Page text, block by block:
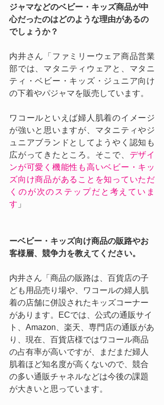
ジャマなどのベビー・キッズ商品が中
心だったのはどのような理由があるの
でしょうか？
内井さん「ファミリーウェア商品営業
部では、マタニティウェアと、マタニ
ティ・ベビー・キッズ・ジュニア向け
の下着やパジャマを販売しています。
ワコールといえば婦人肌着のイメージ
が強いと思いますが、マタニティやジ
ュニアブランドとしてようやく認知も
広がってきたところ。そこで、 デザイ
ンが可愛く機能性も高いベビー・キッ
ズ向け商品があることを知っていただ
くのが次のステップだと考えていま
す 」
ーベビー・キッズ向け商品の販路やお
客様層、競争力を教えてください。
内井さん「商品の販路は、百貨店の子
ども用品売り場や、ワコールの婦人肌
着の店舗に併設されたキッズコーナー
があります。ECでは、公式の通販サイ
ト、Amazon、楽天、専門店の通販があ
り、現在、百貨店様ではワコール商品
の占有率が高いですが、まだまだ婦人
肌着ほど知名度が高くないので、競合
の多い通販チャネルなどは今後の課題
が大きいと思っています。